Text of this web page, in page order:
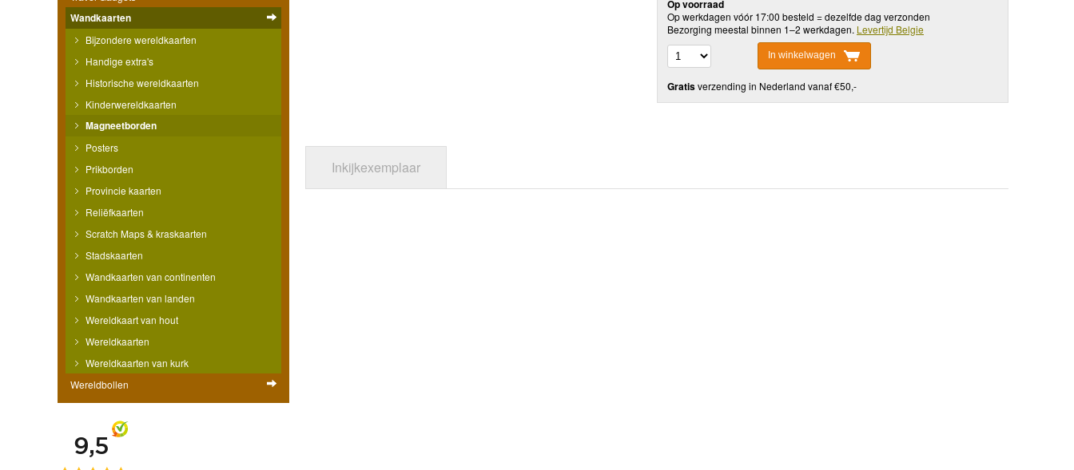
Wandkaarten
Bijzondere wereldkaarten
Handige extra's
Historische wereldkaarten
Kinderwereldkaarten
Magneetborden
Posters
Prikborden
Provincie kaarten
Reliëfkaarten
Scratch Maps & kraskaarten
Stadskaarten
Wandkaarten van continenten
Wandkaarten van landen
Wereldkaart van hout
Wereldkaarten
Wereldkaarten van kurk
Wereldbollen
Op voorraad
Op werkdagen vóór 17:00 besteld = dezelfde dag verzonden
Bezorging meestal binnen 1–2 werkdagen. Levertijd Belgie
In winkelwagen
Gratisverzending in Nederland vanaf €50,-
Inkijkexemplaar